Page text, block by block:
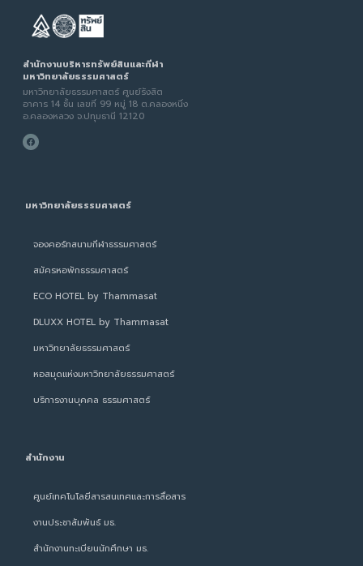
สำนักงานบริหารทรัพย์สินและกีฬา
มหาวิทยาลัยธรรมศาสตร์
มหาวิทยาลัยธรรมศาสตร์ ศูนย์รังสิต
อาคาร 14 ชั้น เลขที่ 99 หมู่ 18 ต.คลองหนึ่ง
อ.คลองหลวง จ.ปทุมธานี 12120
มหาวิทยาลัยธรรมศาสตร์
จองคอร์ทสนามกีฬาธรรมศาสตร์
สมัครหอพักธรรมศาสตร์
ECO HOTEL by Thammasat
DLUXX HOTEL by Thammasat
มหาวิทยาลัยธรรมศาสตร์
หอสมุดแห่งมหาวิทยาลัยธรรมศาสตร์
บริการงานบุคคล ธรรมศาสตร์
สำนักงาน
ศูนย์เทคโนโลยีสารสนเทศและการสื่อสาร
งานประชาสัมพันธ์ มธ.
สำนักงานทะเบียนนักศึกษา มธ.